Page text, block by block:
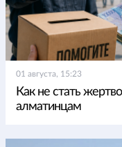
01 августа, 15:23
Как не стать
алматинцам